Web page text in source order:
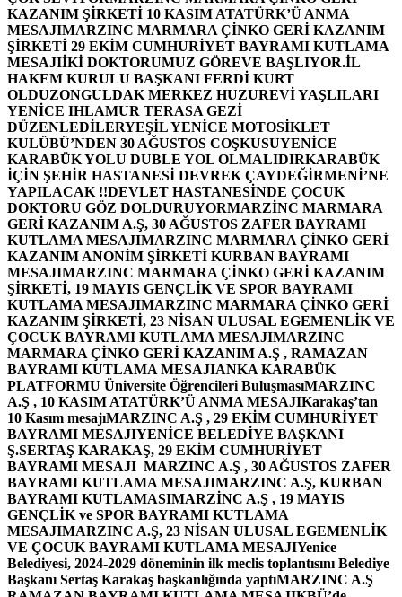
KAZANIM ŞİRKETİ 10 KASIM ATATÜRK’Ü ANMA
MESAJIMARZINC MARMARA ÇİNKO GERİ KAZANIM
ŞİRKETİ 29 EKİM CUMHURİYET BAYRAMI KUTLAMA
MESAJIİKİ DOKTORUMUZ GÖREVE BAŞLIYOR.İL
HAKEM KURULU BAŞKANI FERDİ KURT
OLDUZONGULDAK MERKEZ HUZUREVİ YAŞLILARI
YENİCE IHLAMUR TERASA GEZİ
DÜZENLEDİLERYEŞİL YENİCE MOTOSİKLET
KULÜBÜ’NDEN 30 AĞUSTOS COŞKUSUYENİCE
KARABÜK YOLU DUBLE YOL OLMALIDIRKARABÜK
İÇİN ŞEHİR HASTANESİ DEVREK ÇAYDEĞİRMENİ’NE
YAPILACAK !!DEVLET HASTANESİNDE ÇOCUK
DOKTORU GÖZ DOLDURUYORMARZİNC MARMARA
GERİ KAZANIM A.Ş, 30 AĞUSTOS ZAFER BAYRAMI
KUTLAMA MESAJIMARZINC MARMARA ÇİNKO GERİ
KAZANIM ANONİM ŞİRKETİ KURBAN BAYRAMI
MESAJIMARZINC MARMARA ÇİNKO GERİ KAZANIM
ŞİRKETİ, 19 MAYIS GENÇLİK VE SPOR BAYRAMI
KUTLAMA MESAJIMARZINC MARMARA ÇİNKO GERİ
KAZANIM ŞİRKETİ, 23 NİSAN ULUSAL EGEMENLİK VE
ÇOCUK BAYRAMI KUTLAMA MESAJIMARZINC
MARMARA ÇİNKO GERİ KAZANIM A.Ş , RAMAZAN
BAYRAMI KUTLAMA MESAJIANKA KARABÜK
PLATFORMU Üniversite Öğrencileri BuluşmasıMARZINC
A.Ş , 10 KASIM ATATÜRK’Ü ANMA MESAJIKarakaş’tan
10 Kasım mesajıMARZINC A.Ş , 29 EKİM CUMHURİYET
BAYRAMI MESAJIYENİCE BELEDİYE BAŞKANI
Ş.SERTAŞ KARAKAŞ, 29 EKİM CUMHURİYET
BAYRAMI MESAJI MARZINC A.Ş , 30 AĞUSTOS ZAFER
BAYRAMI KUTLAMA MESAJIMARZINC A.Ş, KURBAN
BAYRAMI KUTLAMASIMARZİNC A.Ş , 19 MAYIS
GENÇLİK ve SPOR BAYRAMI KUTLAMA
MESAJIMARZINC A.Ş, 23 NİSAN ULUSAL EGEMENLİK
VE ÇOCUK BAYRAMI KUTLAMA MESAJIYenice
Belediyesi, 2024-2029 döneminin ilk meclis toplantısını Belediye
Başkanı Sertaş Karakaş başkanlığında yaptıMARZINC A.Ş